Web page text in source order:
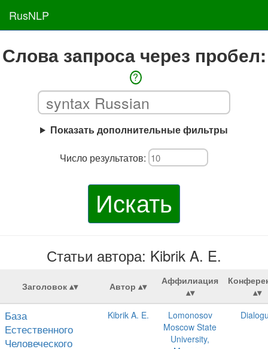
RusNLP
Слова запроса через пробел:
?
Показать дополнительные фильтры
Число результатов:
Искать
Статьи автора: Kibrik A. E.
Заголовок Автор Аффилиация
База
Естественного
Человеческого
Kibrik A. E.
Lomonosov
Moscow State
University,